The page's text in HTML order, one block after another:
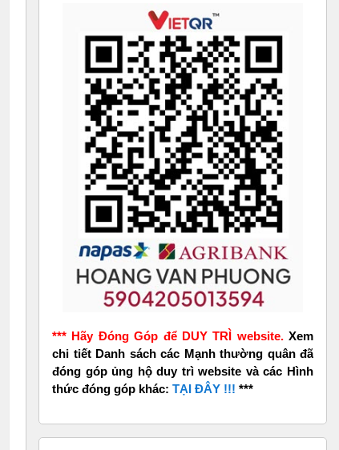
*** Hãy Đóng Góp để DUY TRÌ website. Xem
chi tiết Danh sách các Mạnh thường quân đã
đóng góp ủng hộ duy trì website và các Hình
thức đóng góp khác: TẠI ĐÂY !!! ***